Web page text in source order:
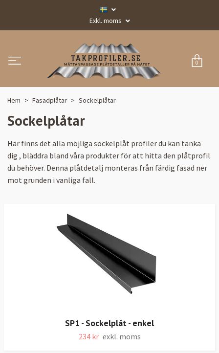
Exkl. moms
0
Hem Fasadplåtar Sockelplåtar
Sockelplåtar
Här finns det alla möjliga sockelplåt profiler du kan tänka
dig , bläddra bland våra produkter för att hitta den plåtprofil
du behöver. Denna plåtdetalj monteras från färdig fasad ner
mot grunden i vanliga fall.
SP1 - Sockelplåt - enkel
234 kr exkl. moms